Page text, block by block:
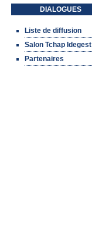
DIALOGUES
Liste de diffusion
Salon Tchap Idegest
Partenaires